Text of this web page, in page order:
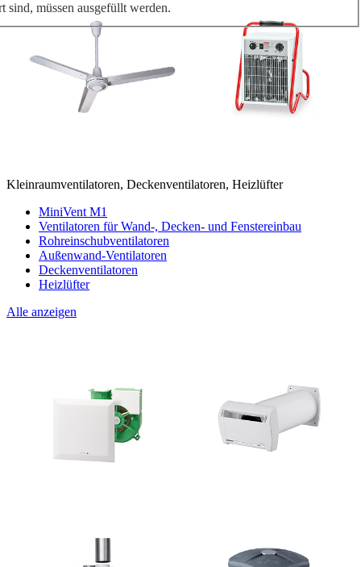
Kleinraumventilatoren, Deckenventilatoren, Heizlüfter
MiniVent M1
Ventilatoren für Wand-, Decken- und Fenstereinbau
Rohreinschubventilatoren
Außenwand-Ventilatoren
Deckenventilatoren
Heizlüfter
Alle anzeigen
sind, müssen ausgefüllt werden.